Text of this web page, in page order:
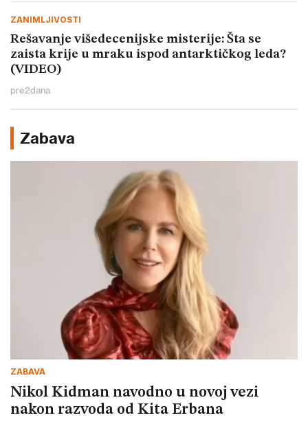
ZANIMLJIVOSTI
Rešavanje višedecenijske misterije: Šta se
zaista krije u mraku ispod antarktičkog leda?
(VIDEO)
pre2dana
Zabava
ZABAVA
Nikol Kidman navodno u novoj vezi
nakon razvoda od Kita Erbana